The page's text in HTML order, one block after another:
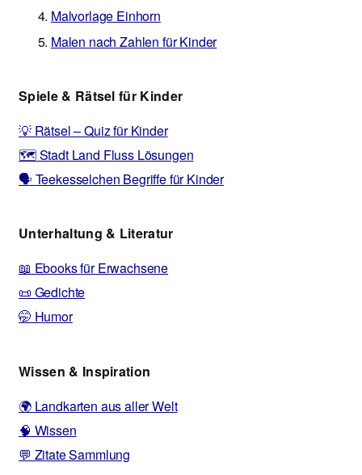
Malvorlage Einhorn
Malen nach Zahlen für Kinder
Spiele & Rätsel für Kinder
💡 Rätsel – Quiz für Kinder
🗺️ Stadt Land Fluss Lösungen
🗣️ Teekesselchen Begriffe für Kinder
Unterhaltung & Literatur
📖 Ebooks für Erwachsene
📜 Gedichte
🤭 Humor
Wissen & Inspiration
🌍 Landkarten aus aller Welt
🧠 Wissen
💬 Zitate Sammlung